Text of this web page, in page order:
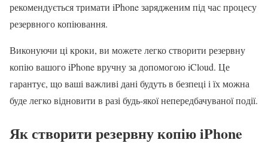
рекомендується тримати iPhone зарядженим під час процесу
резервного копіювання.
Виконуючи ці кроки, ви можете легко створити резервну
копію вашого iPhone вручну за допомогою iCloud. Це
гарантує, що ваші важливі дані будуть в безпеці і їх можна
буде легко відновити в разі будь-якої непередбачуваної події.
Як створити резервну копію iPhone